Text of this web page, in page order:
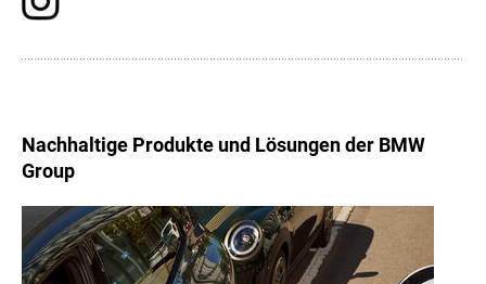
Nachhaltige Produkte und Lösungen der BMW
Group